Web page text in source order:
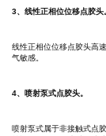
3、线性正相位位移点胶头
线性正相位位移点胶头高
气敏感。
4、喷射泵式点胶头。
喷射泵式属于非接触式点